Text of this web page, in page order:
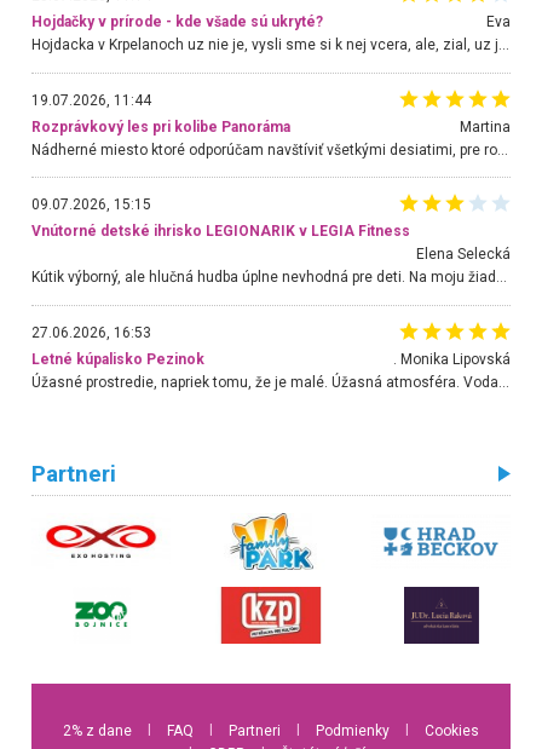
Hojdačky v prírode - kde všade sú ukryté?
Eva
Hojdacka v Krpelanoch uz nie je, vysli sme si k nej vcera, ale, zial, uz je znicena. Ak sem planujete cestu len kvoli hojdacke, mozete si ju usetrit. Krasny vyhlad je tu vsak aj bez hojdacky :-)
19.07.2026, 11:44
Rozprávkový les pri kolibe Panoráma
Martina
Nádherné miesto ktoré odporúčam navštíviť všetkými desiatimi, pre rodiny s deťmi, dôchodcom... Proste a jednoducho ozaj rozprávkový les.. určite ešte prídeme. Odniesli sme si na pamiatku krásne tričká,
09.07.2026, 15:15
Vnútorné detské ihrisko LEGIONARIK v LEGIA Fitness
Elena Selecká
Kútik výborný, ale hlučná hudba úplne nevhodná pre deti. Na moju žiadosť o aspoň sušenie nereagovali.
27.06.2026, 16:53
Letné kúpalisko Pezinok
. Monika Lipovská
Úžasné prostredie, napriek tomu, že je malé. Úžasná atmosféra. Voda fantastická a nádherná. Ľudí je pomerne veľa, ale su mili a ohľaduplní. Je veľmi zaujímavé sledovať, ako dokážu spolu športovať cudzí ľudia a bez ohľadu na vek. Vládne tu pohoda. Vnuka neviem dostať z vody. Ďakujem za krásny deň . Urcite sa sem vrátim. Jediný problém je s parkovaním, ale aj ten sa mi podarilo vyriešiť. Monika Bratislava
Partneri
2% z dane FAQ Partneri Podmienky
Cookies